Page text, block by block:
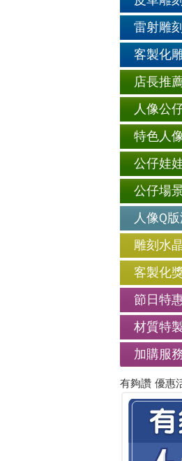
雷射雕
客製化
店長推
人像公
特色人
公仔娃
公仔場
人像Q
雕刻水
客製化
節日特
材質特
加購服
有夠讚 優惠